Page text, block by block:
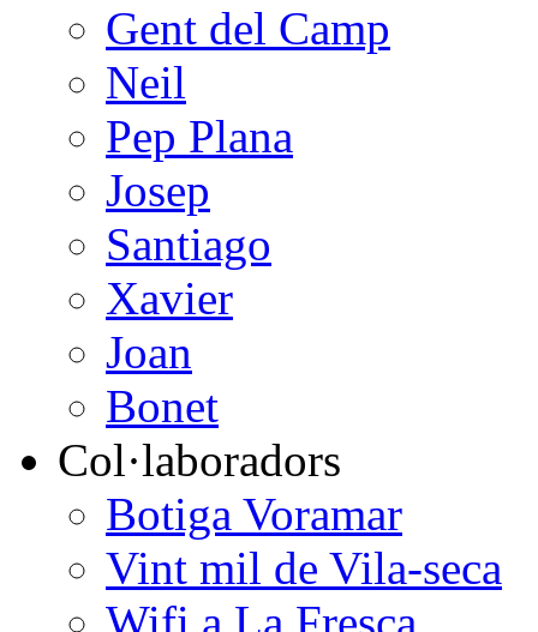
Gent del Camp
Neil
Pep Plana
Josep
Santiago
Xavier
Joan
Bonet
Col·laboradors
Botiga Voramar
Vint mil de Vila-seca